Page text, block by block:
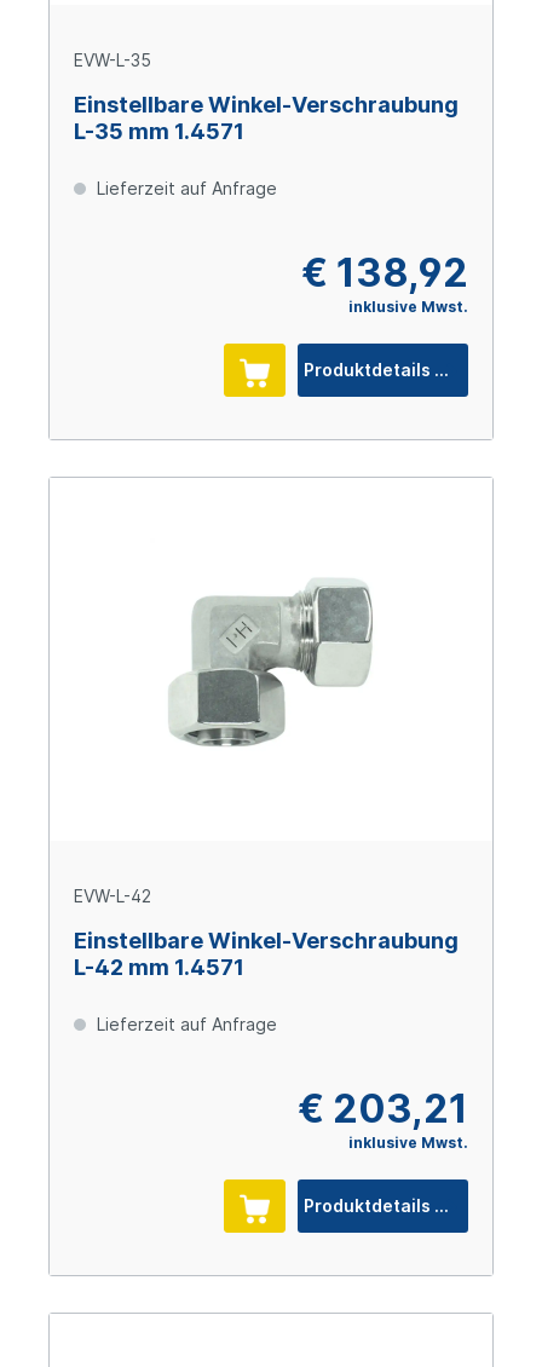
EVW-L-35
Einstellbare Winkel-Verschraubung
L-35 mm 1.4571
Lieferzeit auf Anfrage
€ 138,92
inklusive Mwst.
Produktdetails
EVW-L-42
Einstellbare Winkel-Verschraubung
L-42 mm 1.4571
Lieferzeit auf Anfrage
€ 203,21
inklusive Mwst.
Produktdetails